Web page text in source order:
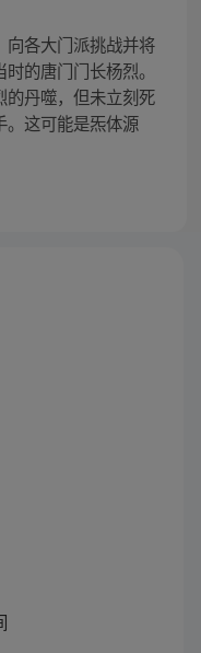
向各大门派挑战并将
的唐门门长杨烈。
的丹噬，但未立刻死
。这可能是炁体源